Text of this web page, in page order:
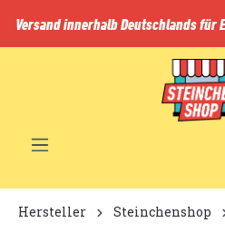
springen
Versand innerhalb Deutschlands für
Hersteller Steinchenshop